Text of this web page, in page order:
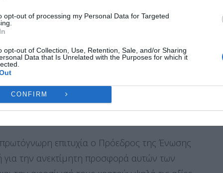
opt-out of processing my Personal Data for Targeted
opt-out of Collection, Use, Retention, Sale, and/or Sharing
Data that Is Unrelated with the Purposes for which it
CONFIRM
μας γεμίζουν εθνική υπερηφάνεια και
πάνω από όλα πράξη.
και βράβευσα μαζί με τον συνάδελφο μου
του Λιμενικού Σώματος και οι ήρωες
καθημερινά ότι η Ελλάδα είναι ισχυρή
αυτούς, που τιμούν το Λιμενικό Σώμα και
επιτυχία ο Πρόεδρος της Ένωσης
για την ανεκτίμητη προσφορά αυτών των